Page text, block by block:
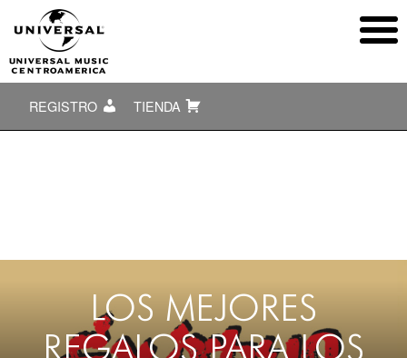
REGISTRO TIENDA
LOS MEJORES
REGALOS PARA LOS